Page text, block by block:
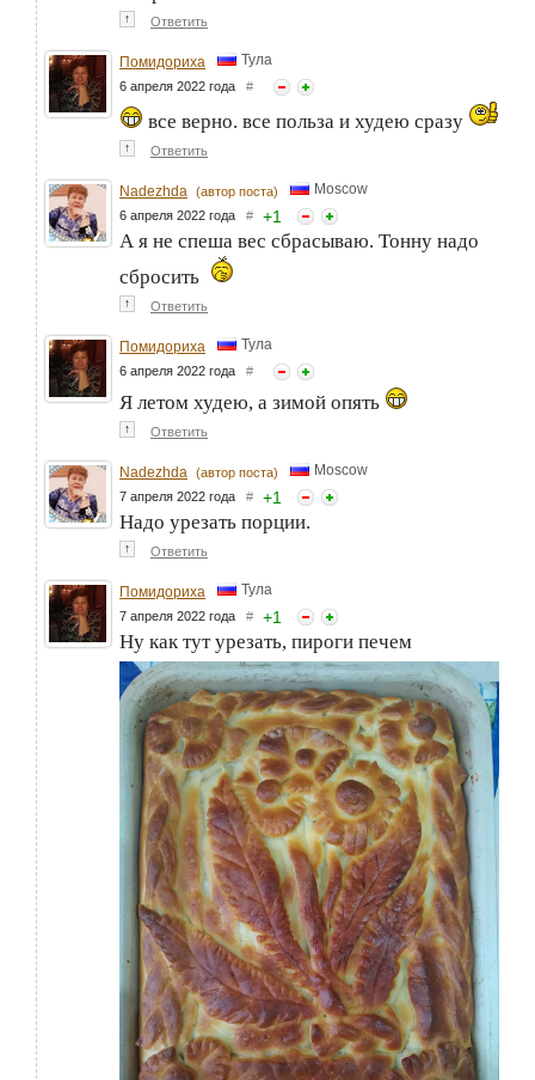
↑ Ответить
Помидориха Тула
6 апреля 2022 года #
все верно. все польза и худею сразу
↑ Ответить
Nadezhda (автор поста) Moscow
6 апреля 2022 года # +1
А я не спеша вес сбрасываю. Тонну надо
сбросить
↑ Ответить
Помидориха Тула
6 апреля 2022 года #
Я летом худею, а зимой опять
↑ Ответить
Nadezhda (автор поста) Moscow
7 апреля 2022 года # +1
Надо урезать порции.
↑ Ответить
Помидориха Тула
7 апреля 2022 года # +1
Ну как тут урезать, пироги печем